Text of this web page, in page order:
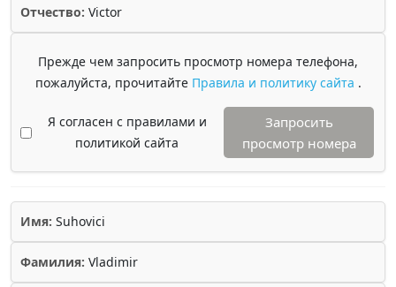
Отчество: Victor
Прежде чем запросить просмотр номера телефона,
пожалуйста, прочитайте Правила и политику сайта .
Я согласен с правилами и
политикой сайта
Запросить
просмотр номера
Имя: Suhovici
Фамилия: Vladimir